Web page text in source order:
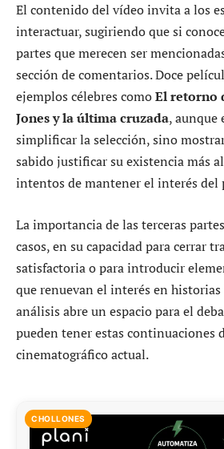
El contenido del vídeo invita a los
interactuar, sugiriendo que si
partes que merecen ser
sección de comentarios. Doce
ejemplos célebres comoEl retorno
Jones y la última cruzada, aunque
simplificar la selección, sino
sabido justificar su existencia más
intentos de mantener el interés del
La importancia de las terceras
casos, en su capacidad para cerrar
satisfactoria o para introducir
que renuevan el interés en historias
análisis abre un espacio para el
pueden tener estas continuaciones
cinematográfico actual.
CHOLLONES